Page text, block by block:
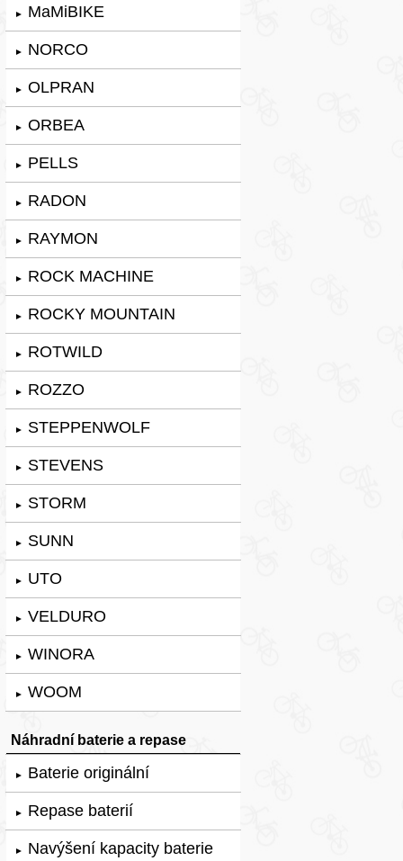
► MaMiBIKE
► NORCO
► OLPRAN
► ORBEA
► PELLS
► RADON
► RAYMON
► ROCK MACHINE
► ROCKY MOUNTAIN
► ROTWILD
► ROZZO
► STEPPENWOLF
► STEVENS
► STORM
► SUNN
► UTO
► VELDURO
► WINORA
► WOOM
Náhradní baterie a repase
► Baterie originální
► Repase baterií
► Navýšení kapacity baterie